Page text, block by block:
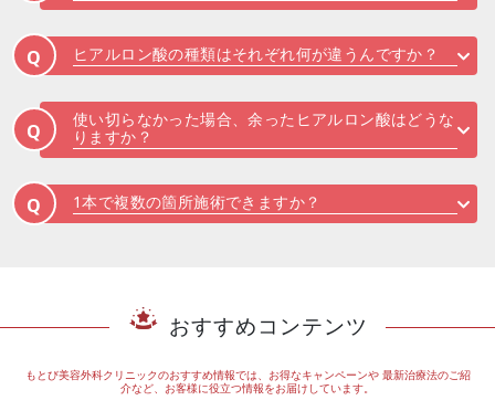
Q ヒアルロン酸の種類はそれぞれ何が違うんですか？
Q
使い切らなかった場合、余ったヒアルロン酸はどうな
りますか？
Q 1本で複数の箇所施術できますか？
おすすめコンテンツ
もとび美容外科クリニックのおすすめ情報では、お得なキャンペーンや最新治療法のご紹
介など、お客様に役立つ情報をお届けしています。